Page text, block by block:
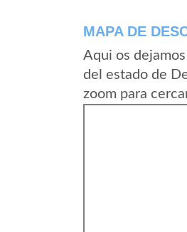
MAPA DE
Aqui os
del estado de
zoom para